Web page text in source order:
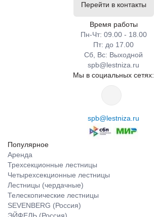
Перейти в контакты
Время работы
Пн-Чт: 09.00 - 18.00
Пт: до 17.00
Сб, Вс: Выходной
spb@lestniza.ru
Мы в социальных сетях:
spb@lestniza.ru
Популярное
Аренда
Трехсекционные лестницы
Четырехсекционные лестницы
Лестницы (чердачные)
Телескопические лестницы
SEVENBERG (Россия)